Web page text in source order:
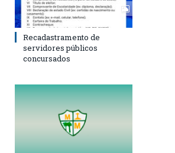
Recadastramento de
servidores públicos
concursados